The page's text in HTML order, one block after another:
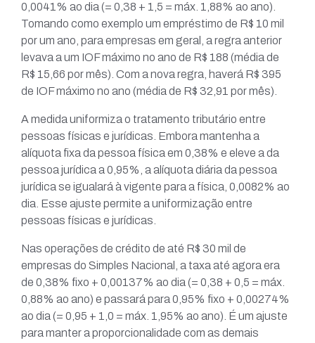
0,0041% ao dia (= 0,38 + 1,5 = máx. 1,88% ao ano).
Tomando como exemplo um empréstimo de R$ 10 mil
por um ano, para empresas em geral, a regra anterior
levava a um IOF máximo no ano de R$ 188 (média de
R$ 15,66 por mês). Com a nova regra, haverá R$ 395
de IOF máximo no ano (média de R$ 32,91 por mês).
A medida uniformiza o tratamento tributário entre
pessoas físicas e jurídicas. Embora mantenha a
alíquota fixa da pessoa física em 0,38% e eleve a da
pessoa jurídica a 0,95%, a alíquota diária da pessoa
jurídica se igualará à vigente para a física, 0,0082% ao
dia. Esse ajuste permite a uniformização entre
pessoas físicas e jurídicas.
Nas operações de crédito de até R$ 30 mil de
empresas do Simples Nacional, a taxa até agora era
de 0,38% fixo + 0,00137% ao dia (= 0,38 + 0,5 = máx.
0,88% ao ano) e passará para 0,95% fixo + 0,00274%
ao dia (= 0,95 + 1,0 = máx. 1,95% ao ano). É um ajuste
para manter a proporcionalidade com as demais